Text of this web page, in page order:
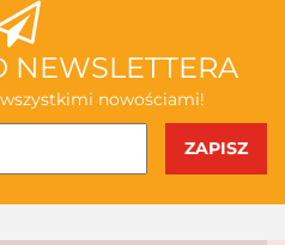
NEWSLETTERA
nowościami!